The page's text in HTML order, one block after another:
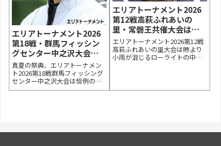
エリアトーナメント2026
第18戦・群馬フィッシン
グセンター中之沢大会は
北沢拓也選手が優勝【大
会速報】
真夏の祭典、エリアトーナメン
ト2026第18戦群馬フィッシング
センター中之沢大会は恒例の暑
さとの戦いになりました。優勝
エリアトーナメント2026
第12戦高萩ふれあいの
里・常磐王共催大会は渡
辺元気選手が優勝【大会
終了】
エリアトーナメント2026第12戦
高萩ふれあいの里大会は時より
小雨が混じるローライトの中で
気選手、２位はマイクロン佐藤